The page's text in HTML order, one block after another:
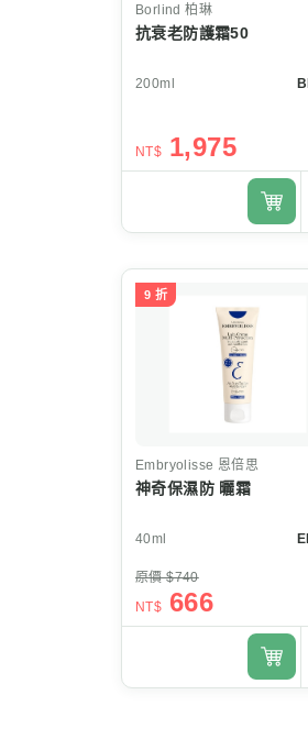
Borlind 柏琳
抗衰老防護霜50
200ml
NT$ 1,975
9 折
Embryolisse 恩倍思
神奇保濕防 曬霜
40ml
原價 $740
NT$ 666